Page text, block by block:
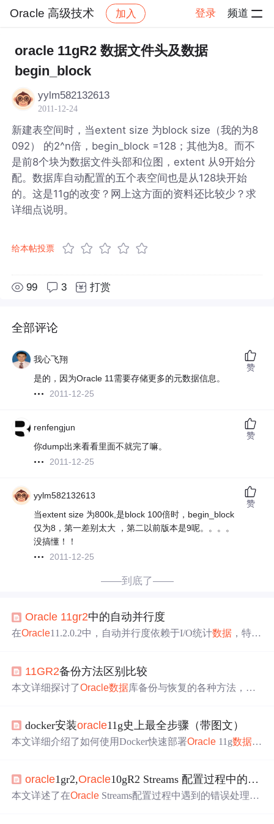
Oracle 高级技术 加入 登录 频道
Oracle 高级技术 帖子详情
oracle 11gR2 数据文件头及数据
begin_block
yylm582132613
2011-12-24
新建表空间时，当extent size 为block size（我的为8
092） 的2^n倍，begin_block =128；其他为8。而不
是前8个块为数据文件头部和位图，extent 从9开始分
配。数据库自动配置的五个表空间也是从128块开始
的。这是11g的改变？网上这方面的资料还比较少？求
详细点说明。
给本帖投票
99 3 打赏
全部评论
我心飞翔
是的，因为Oracle 11需要存储更多的元数据信息。
2011-12-25
赞
renfengjun
你dump出来看看里面不就完了嘛。
2011-12-25
赞
yylm582132613
当extent size 为800k,是block 100倍时，begin_block
仅为8，第一差别太大 ，第二以前版本是9呢。。。。
没搞懂！！
2011-12-25
赞
——到底了——
Oracle 11gr2中的自动并行度
在Oracle11.2.0.2中，自动并行度依赖于I/O统计数据 ，特别
O过程可收集IOCalibration统计数据
此过程的参数影响收集的准确性和时长。
11GR2备份方法区别比较
本文详细探讨了Oracle数据库备份与恢复的各种方法，包
e数据库的备份与恢复技术。
docker安装oracle11g史上最全步骤（带图文）
本文详细介绍了如何使用Docker快速部署Oracle 11g数据
oracle1gr2,Oracle10gR2 Streams 配置过程中的错误处理及清除配置
本文详述了在Oracle Streams配置过程中遇到的错误处理，